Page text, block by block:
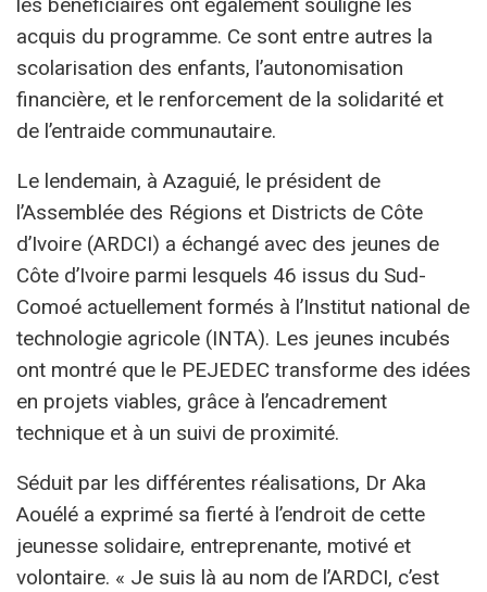
les bénéficiaires ont également souligné les
acquis du programme. Ce sont entre autres la
scolarisation des enfants, l’autonomisation
financière, et le renforcement de la solidarité et
de l’entraide communautaire.
Le lendemain, à Azaguié, le président de
l’Assemblée des Régions et Districts de Côte
d’Ivoire (ARDCI) a échangé avec des jeunes de
Côte d’Ivoire parmi lesquels 46 issus du Sud-
Comoé actuellement formés à l’Institut national de
technologie agricole (INTA). Les jeunes incubés
ont montré que le PEJEDEC transforme des idées
en projets viables, grâce à l’encadrement
technique et à un suivi de proximité.
Séduit par les différentes réalisations, Dr Aka
Aouélé a exprimé sa fierté à l’endroit de cette
jeunesse solidaire, entreprenante, motivé et
volontaire. « Je suis là au nom de l’ARDCI, c’est